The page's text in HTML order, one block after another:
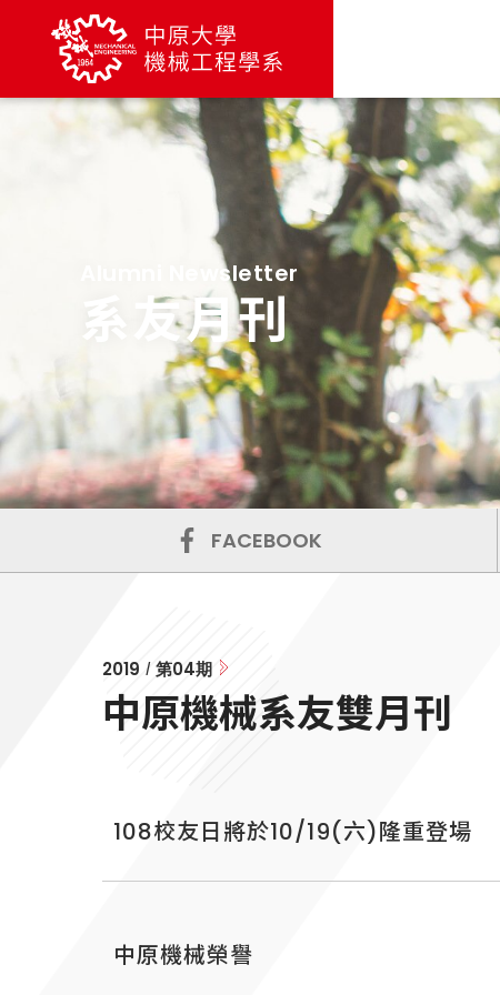
Alumni Newsletter
系友月刊
FACEBOOK
2019 / 第04期
中原機械系友雙月刊
108校友日將於10/19(六)隆重登場
中原機械榮譽